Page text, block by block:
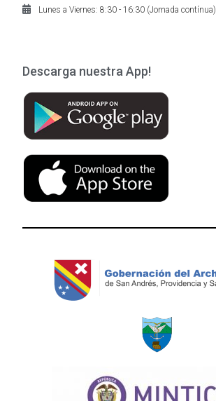
Lunes a Viernes: 8:30 - 16:30 (Jornada contínua)
Descarga nuestra App!